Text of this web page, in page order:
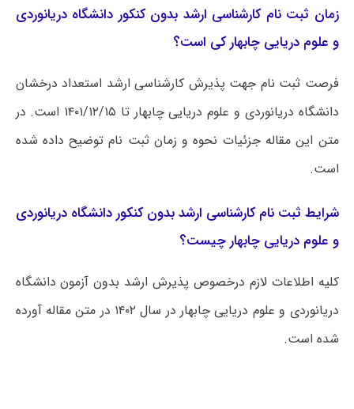
زمان ثبت نام کارشناسی ارشد بدون کنکور دانشگاه دریانوردی
و علوم دریایی چابهار کی است؟
فرصت ثبت نام جهت پذیرش کارشناسی ارشد استعداد درخشان
دانشگاه دریانوردی و علوم دریایی چابهار تا ۱۴۰۱/۱۲/۱۵ است. در
متن این مقاله جزئیات نحوه و زمان ثبت نام توضیح داده شده
است.
شرایط ثبت نام کارشناسی ارشد بدون کنکور دانشگاه دریانوردی
و علوم دریایی چابهار چیست؟
کلیه اطلاعات لازم درخصوص پذیرش ارشد بدون آزمون دانشگاه
دریانوردی و علوم دریایی چابهار در سال ۱۴۰۲ در متن مقاله آورده
شده است.